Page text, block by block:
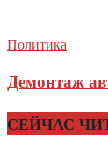
Политика
Демонтаж
СЕЙЧАС